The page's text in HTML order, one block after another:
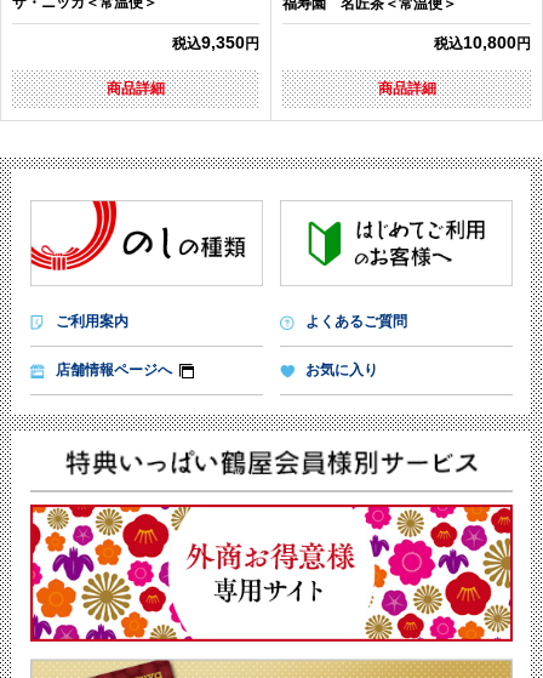
税込9,350円
商品詳細
福寿園 名匠茶＜常温便＞
税込10,800円
商品詳細
ご利用案内 よくあるご質問
店舗情報ページへ お気に入り